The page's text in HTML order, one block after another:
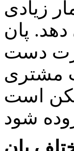
زیادی
پان
دست
مشتری
است